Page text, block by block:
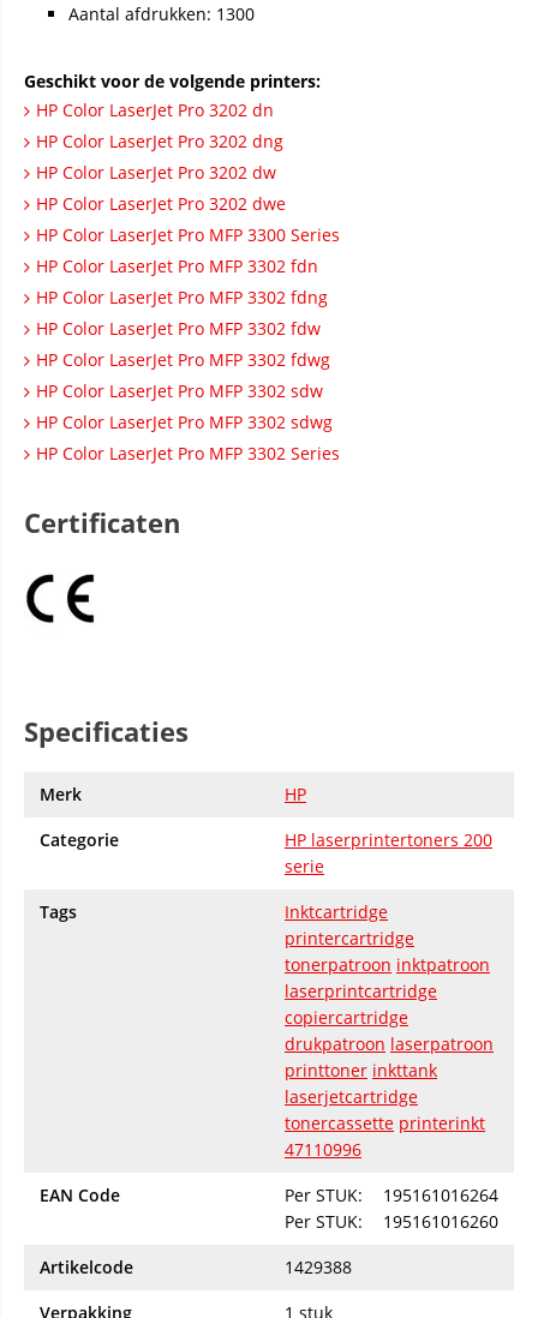
Aantal afdrukken: 1300
Geschikt voor de volgende printers:
HP Color LaserJet Pro 3202 dn
HP Color LaserJet Pro 3202 dng
HP Color LaserJet Pro 3202 dw
HP Color LaserJet Pro 3202 dwe
HP Color LaserJet Pro MFP 3300 Series
HP Color LaserJet Pro MFP 3302 fdn
HP Color LaserJet Pro MFP 3302 fdng
HP Color LaserJet Pro MFP 3302 fdw
HP Color LaserJet Pro MFP 3302 fdwg
HP Color LaserJet Pro MFP 3302 sdw
HP Color LaserJet Pro MFP 3302 sdwg
HP Color LaserJet Pro MFP 3302 Series
Certificaten
Specificaties
Merk
HP
Categorie
HP laserprintertoners 200
serie
Tags
Inktcartridge
printercartridge
tonerpatroon inktpatroon
laserprintcartridge
copiercartridge
drukpatroon laserpatroon
printtoner inkttank
laserjetcartridge
tonercassette printerinkt
47110996
EAN Code
Per STUK:
195161016264
Per STUK:
195161016260
Artikelcode
1429388
Verpakking
1 stuk